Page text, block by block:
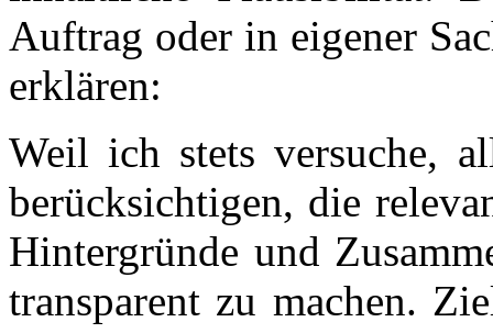
Auftrag oder in eigener
erklären:
Weil ich stets versuche,
berücksichtigen, die
Hintergründe und
transparent zu machen.